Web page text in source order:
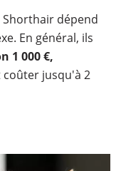
dépend
En général, ils
1 000 €,
coûter jusqu'à 2